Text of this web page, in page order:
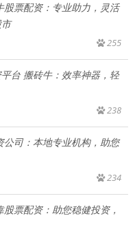
股票配资：专业助力，灵活
255
台 搬砖牛：效率神器，轻
238
公司：本地专业机构，助您
234
票配资：助您稳健投资，